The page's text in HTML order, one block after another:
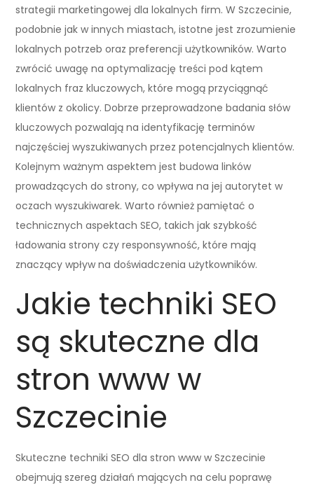
strategii marketingowej dla lokalnych firm. W Szczecinie,
podobnie jak w innych miastach, istotne jest zrozumienie
lokalnych potrzeb oraz preferencji użytkowników. Warto
zwrócić uwagę na optymalizację treści pod kątem
lokalnych fraz kluczowych, które mogą przyciągnąć
klientów z okolicy. Dobrze przeprowadzone badania słów
kluczowych pozwalają na identyfikację terminów
najczęściej wyszukiwanych przez potencjalnych klientów.
Kolejnym ważnym aspektem jest budowa linków
prowadzących do strony, co wpływa na jej autorytet w
oczach wyszukiwarek. Warto również pamiętać o
technicznych aspektach SEO, takich jak szybkość
ładowania strony czy responsywność, które mają
znaczący wpływ na doświadczenia użytkowników.
Jakie techniki SEO
są skuteczne dla
stron www w
Szczecinie
Skuteczne techniki SEO dla stron www w Szczecinie
obejmują szereg działań mających na celu poprawę